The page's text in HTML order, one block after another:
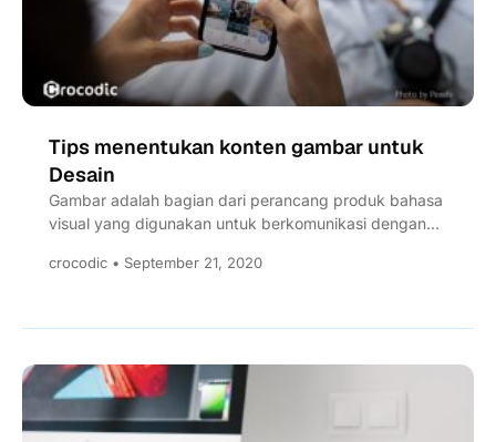
Tips menentukan konten gambar untuk
Desain
Gambar adalah bagian dari perancang produk bahasa
visual yang digunakan untuk berkomunikasi dengan
crocodic • September 21, 2020